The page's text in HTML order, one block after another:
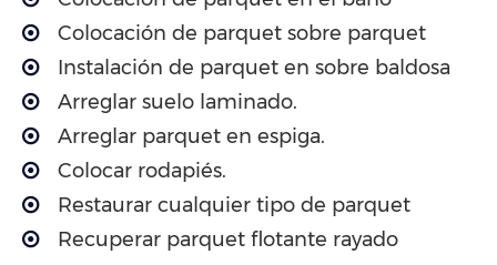
Colocación de parquet sobre parquet
Instalación de parquet en sobre baldosa
Arreglar suelo laminado.
Arreglar parquet en espiga.
Colocar rodapiés.
Restaurar cualquier tipo de parquet
Recuperar parquet flotante rayado